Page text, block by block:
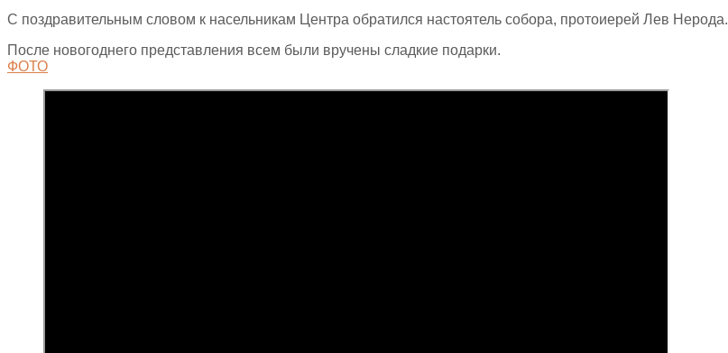
С поздравительным словом к насельникам Центра обратился настоятель собора, протоиерей Лев Нерода.
После новогоднего представления всем были вручены сладкие подарки.
ФОТО